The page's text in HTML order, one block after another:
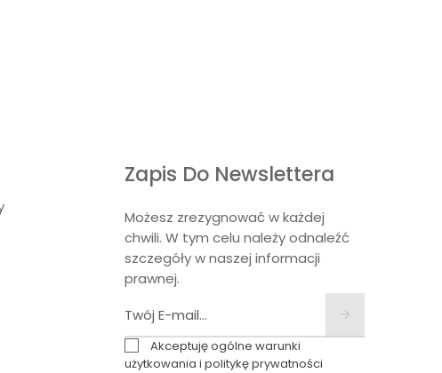
Zapis Do Newslettera
Możesz zrezygnować w każdej
chwili. W tym celu należy odnaleźć
szczegóły w naszej informacji
prawnej.
Akceptuję ogólne warunki
użytkowania i politykę prywatności